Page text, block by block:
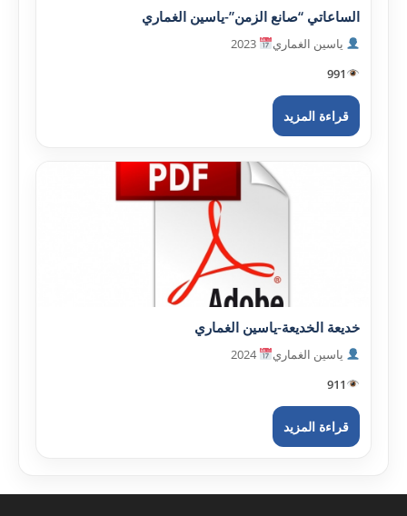
الساعاتي “صانع الزمن”-ياسين الغماري
ياسين الغماري
991
قراءة المزيد
خديعة الخديعة-ياسين الغماري
ياسين الغماري
2024
911
قراءة المزيد